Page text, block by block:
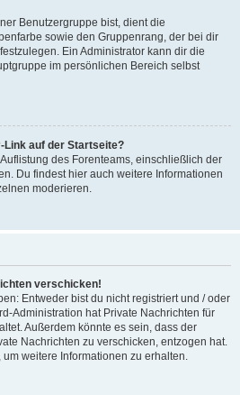
Benutzergruppe bist, dient die
sowie den Gruppenrang, der bei dir
Ein Administrator kann dir die
im persönlichen Bereich selbst
Link auf der Startseite?
des Forenteams, einschließlich der
Du findest hier auch weitere Informationen
moderieren.
verschicken!
Entweder bist du nicht registriert und / oder
Administration hat Private Nachrichten für
Außerdem könnte es sein, dass der
Nachrichten zu verschicken, entzogen hat.
um weitere Informationen zu erhalten.